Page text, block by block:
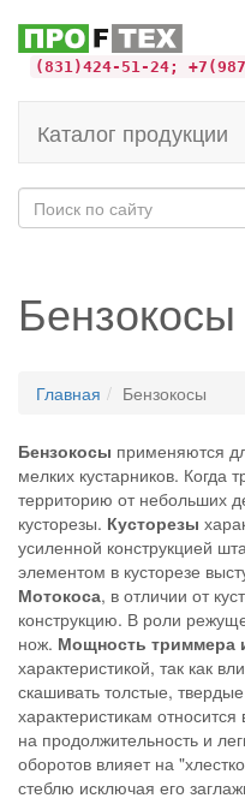
(831)424-51-24;
Каталог продукции
Бензокосы
Главная Бензокосы
Бензокосы применяются
мелких кустарников. Когда
территорию от небольших
кусторезы. Кусторезы
усиленной конструкцией
элементом в кусторезе
Мотокоса, в отличии от
конструкцию. В роли
нож. Мощность триммера
характеристикой, так как
скашивать толстые,
характеристикам
на продолжительность и
оборотов влияет на
стеблю исключая его